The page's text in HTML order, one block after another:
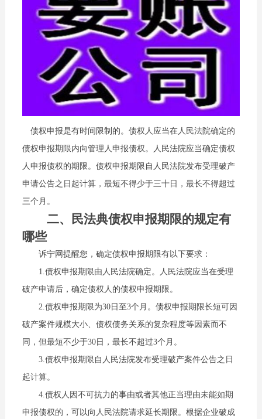
债权申报是有时间限制的。债权人应当在人民法院确定的
债权申报期限内向管理人申报债权。人民法院应当确定债权
人申报债权的期限。债权申报期限自人民法院发布受理破产
申请公告之日起计算，最短不得少于三十日，最长不得超过
三个月。
二、民法典债权申报期限的规定有
哪些
诉宁网提醒您，确定债权申报期限有以下要求：
1.债权申报期限由人民法院确定。人民法院应当在受理
破产申请后，确定债权人的债权申报期限。
2.债权申报期限为30日至3个月。债权申报期限长短可因
破产案件规模大小、债权债务关系的复杂程度等因素而不
同，但最短不少于30日，最长不超过3个月。
3.债权申报期限自人民法院发布受理破产案件公告之日
起计算。
4.债权人因不可抗力的事由或者其他正当理由未能如期
申报债权的，可以向人民法院请求延长期限。根据企业破成